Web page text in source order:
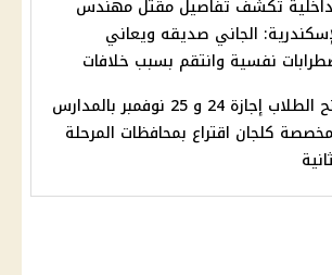
تكشف تفاصيل مقتل مهندس
الجاني صديقه ويعاني
نفسية وانتقم بسبب خلافات
منح الطلاب إجازة 24 و 25 نوفمبر بالمدارس
كلجان اقتراع بمحافظات المرحلة